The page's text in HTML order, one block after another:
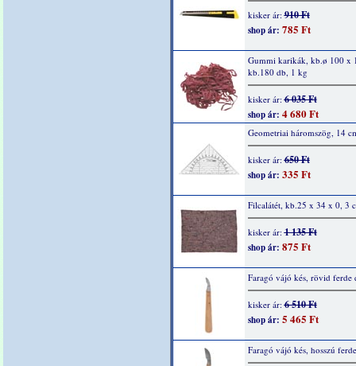
kisker ár:910 Ft
shop ár: 785 Ft
Gummi karikák, kb.ø 100 x
kb.180 db, 1 kg
kisker ár:6 035 Ft
shop ár: 4 680 Ft
Geometriai háromszög, 14
kisker ár:650 Ft
shop ár: 335 Ft
Filcalátét, kb.25 x 34 x 0, 3
kisker ár:1 135 Ft
shop ár: 875 Ft
Faragó vájó kés, rövid ferde
kisker ár:6 510 Ft
shop ár: 5 465 Ft
Faragó vájó kés, hosszú